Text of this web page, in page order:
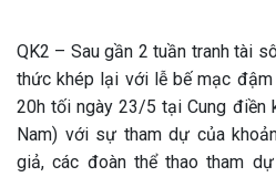
QK2 – Sau gần 2 tuần tranh tài
thức khép lại với lễ bế mạc
20h tối ngày 23/5 tại Cung điền
Nam) với sự tham dự của
giả, các đoàn thể thao tham